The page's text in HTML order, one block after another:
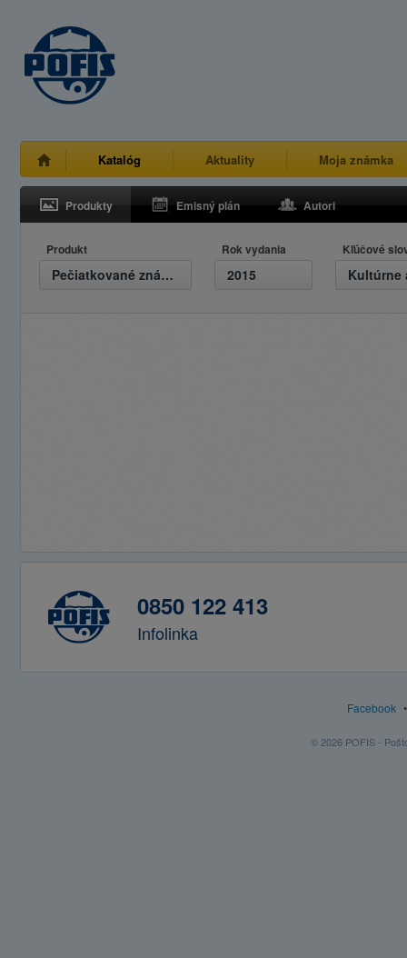
Katalóg Aktuality Moja známka
Produkty Emisný plán Autori
Produkt
Pečiatkované známky
Rok vydania
2015
Kľúčové
0850 122 413
Infolinka
Facebook
© 2026 POFIS -